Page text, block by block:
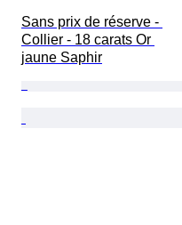
Sans prix de réserve -
Collier - 18 carats Or
jaune Saphir